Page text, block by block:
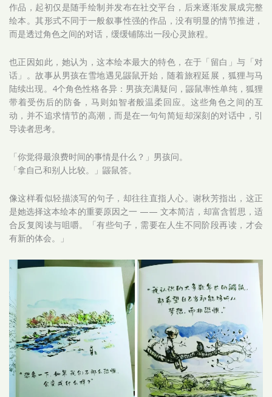
作品，起初仅是随手绘制并发布在社交平台，后来逐渐发展成完整
绘本。其形式不同于一般叙事性强的作品，没有明显的情节推进，
而是透过角色之间的对话，缓缓铺陈出一段心灵旅程。
也正因如此，她认为，这本绘本最大的特色，在于「留白」与「对
话」。故事从男孩在雪地遇见鼹鼠开始，随着旅程延展，狐狸与马
陆续出现。4个角色性格各异：男孩充满疑问，鼹鼠率性单纯，狐狸
带着受伤后的防备，马则如智者般温柔回应。这些角色之间的互
动，并不追求情节的高潮，而是在一句句简短却深刻的对话中，引
导读者思考。
「你觉得最浪费时间的事情是什么？」男孩问。
「拿自己和别人比较。」鼹鼠答。
像这样看似轻描淡写的句子，却往往直指人心。谢秋芳指出，这正
是她选择这本绘本的重要原因之一 —— 文本简洁，却富含哲思，适
合反复阅读与咀嚼。「有些句子，需要在人生不同阶段再读，才会
有新的体会。」